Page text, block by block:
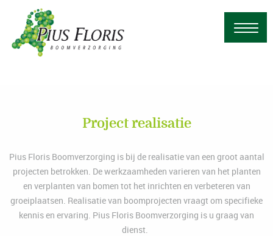
Project realisatie
Pius Floris Boomverzorging is bij de realisatie van een groot aantal
projecten betrokken. De werkzaamheden varieren van het planten
en verplanten van bomen tot het inrichten en verbeteren van
groeiplaatsen. Realisatie van boomprojecten vraagt om specifieke
kennis en ervaring. Pius Floris Boomverzorging is u graag van
dienst.